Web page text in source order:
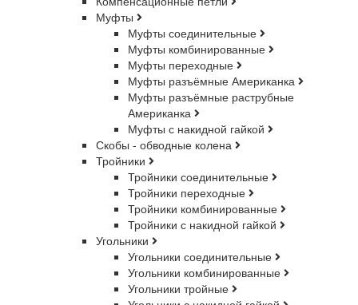
Муфты
Муфты соединительные
Муфты комбинированные
Муфты переходные
Муфты разъёмные Американка
Муфты разъёмные раструбные
Американка
Муфты с накидной гайкой
Скобы - обводные колена
Тройники
Тройники соединительные
Тройники переходные
Тройники комбинированные
Тройники с накидной гайкой
Угольники
Угольники соединительные
Угольники комбинированные
Угольники тройные